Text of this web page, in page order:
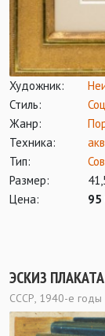
Художник:
Стиль:
Жанр:
Техника:
Тип:
Размер:
Цена:
95
ЭСКИЗ
СССР, 1940-е годы